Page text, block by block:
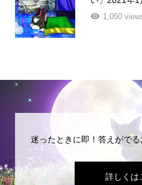
1,050
迷ったときに即！答えがでる
詳しくは